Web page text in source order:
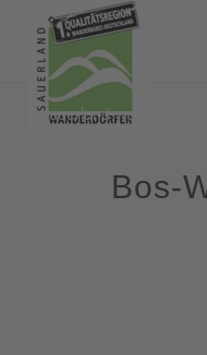
Bos-